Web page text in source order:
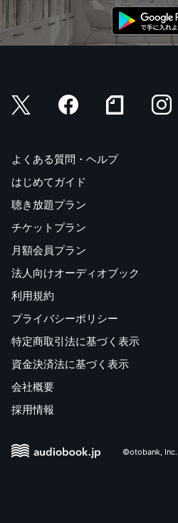
よくある質問・ヘルプ
はじめてガイド
聴き放題プラン
チケットプラン
月額会員プラン
法人向けオーディオブック
利用規約
プライバシーポリシー
特定商取引法に基づく表示
資金決済法に基づく表示
会社概要
採用情報
©otobank, Inc.